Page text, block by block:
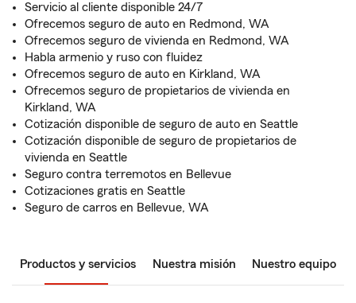
Servicio al cliente disponible 24/7
Ofrecemos seguro de auto en Redmond, WA
Ofrecemos seguro de vivienda en Redmond, WA
Habla armenio y ruso con fluidez
Ofrecemos seguro de auto en Kirkland, WA
Ofrecemos seguro de propietarios de vivienda en
Kirkland, WA
Cotización disponible de seguro de auto en Seattle
Cotización disponible de seguro de propietarios de
vivienda en Seattle
Seguro contra terremotos en Bellevue
Cotizaciones gratis en Seattle
Seguro de carros en Bellevue, WA
Productos y servicios Nuestra misión Nuestro equipo